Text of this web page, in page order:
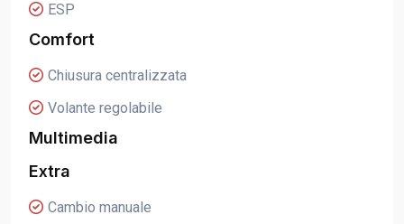
ESP
Comfort
Chiusura centralizzata
Volante regolabile
Multimedia
Extra
Cambio manuale